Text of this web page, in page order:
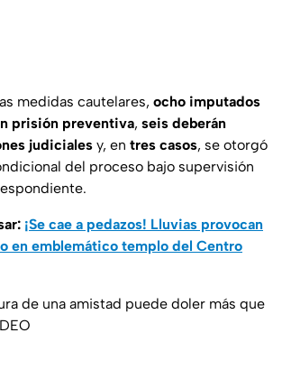
medidas cautelares, ocho imputados
prisión preventiva, seis deberán
judiciales y, en tres casos, se otorgó
del proceso bajo supervisión
¡Se cae a pedazos! Lluvias provocan
en emblemático templo del Centro
de una amistad puede doler más que